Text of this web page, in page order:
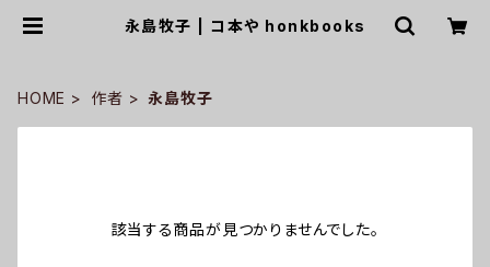
永島牧子 | コ本や honkbooks
HOME 作者 永島牧子
該当する商品が見つかりませんでした。